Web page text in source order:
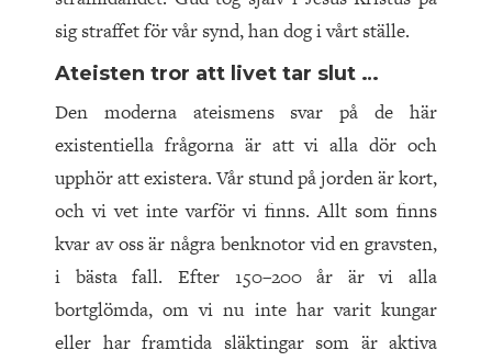
sig straffet för vår synd, han dog i vårt ställe.
Ateisten tror att livet tar slut …
Den moderna ateismens svar på de här
existentiella frågorna är att vi alla dör och
upphör att existera. Vår stund på jorden är kort,
och vi vet inte varför vi finns. Allt som finns
kvar av oss är några benknotor vid en gravsten,
i bästa fall. Efter 150–200 år är vi alla
bortglömda, om vi nu inte har varit kungar
eller har framtida släktingar som är aktiva